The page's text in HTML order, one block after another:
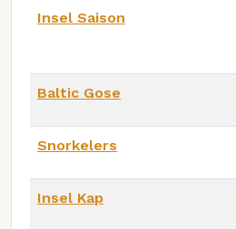
Insel Saison
Baltic Gose
Snorkelers
Insel Kap